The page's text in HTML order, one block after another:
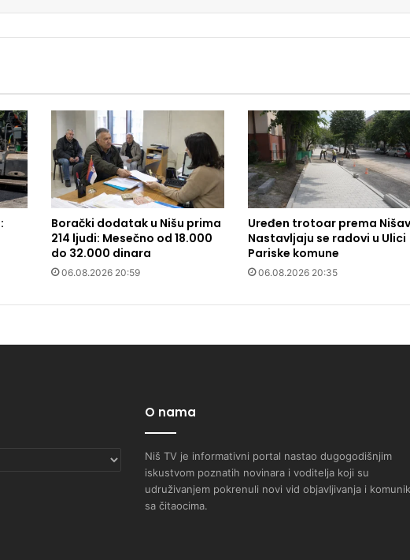
Borački dodatak u Nišu prima
214 ljudi: Mesečno od 18.000
do 32.000 dinara
06.08.2026 20:59
Uređen trotoar prema
Nastavljaju se radovi u Ulici
Pariske komune
06.08.2026 20:35
O nama
Niš TV je informativni portal nastao dugogodišnjim
iskustvom poznatih novinara i voditelja koji su
udruživanjem pokrenuli novi vid objavljivanja i
sa čitaocima.